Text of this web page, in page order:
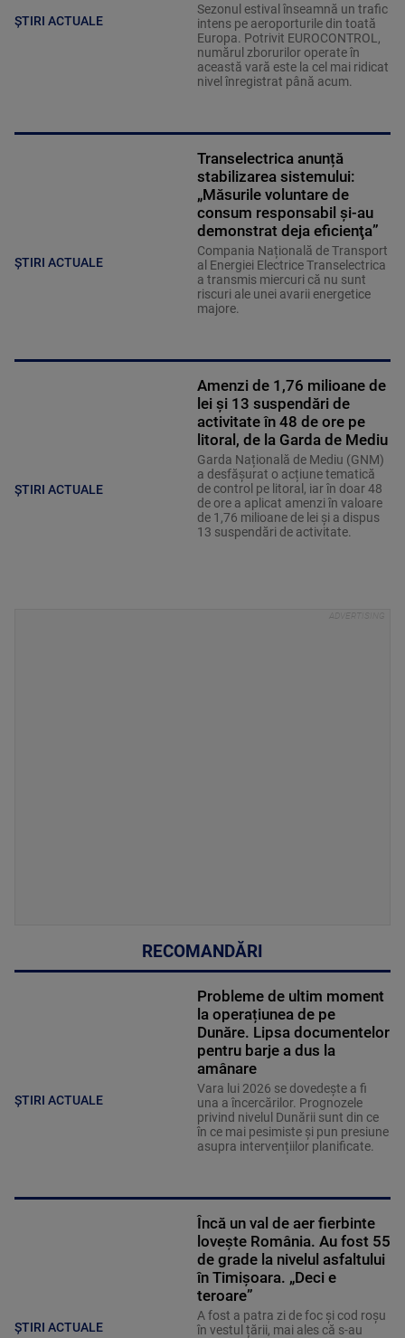
ȘTIRI ACTUALE
Sezonul estival înseamnă un trafic
intens pe aeroporturile din toată
Europa. Potrivit EUROCONTROL,
numărul zborurilor operate în
această vară este la cel mai ridicat
nivel înregistrat până acum.
ȘTIRI ACTUALE
Transelectrica anunță
stabilizarea sistemului:
„Măsurile voluntare de
consum responsabil şi-au
demonstrat deja eficienţa”
Compania Națională de Transport
al Energiei Electrice Transelectrica
a transmis miercuri că nu sunt
riscuri ale unei avarii energetice
majore.
ȘTIRI ACTUALE
Amenzi de 1,76 milioane de
lei și 13 suspendări de
activitate în 48 de ore pe
litoral, de la Garda de Mediu
Garda Națională de Mediu (GNM)
a desfășurat o acțiune tematică
de control pe litoral, iar în doar 48
de ore a aplicat amenzi în valoare
de 1,76 milioane de lei și a dispus
13 suspendări de activitate.
RECOMANDĂRI
ȘTIRI ACTUALE
Probleme de ultim moment
la operațiunea de pe
Dunăre. Lipsa documentelor
pentru barje a dus la
amânare
Vara lui 2026 se dovedește a fi
una a încercărilor. Prognozele
privind nivelul Dunării sunt din ce
în ce mai pesimiste și pun presiune
asupra intervențiilor planificate.
ȘTIRI ACTUALE
Încă un val de aer fierbinte
lovește România. Au fost 55
de grade la nivelul asfaltului
în Timișoara. „Deci e
teroare”
A fost a patra zi de foc și cod roșu
în vestul țării, mai ales că s-au